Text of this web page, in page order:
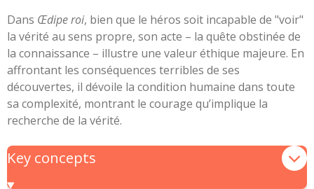
Dans Œdipe roi, bien que le héros soit incapable de "voir"
la vérité au sens propre, son acte – la quête obstinée de
la connaissance – illustre une valeur éthique majeure. En
affrontant les conséquences terribles de ses
découvertes, il dévoile la condition humaine dans toute
sa complexité, montrant le courage qu’implique la
recherche de la vérité.
Key concepts